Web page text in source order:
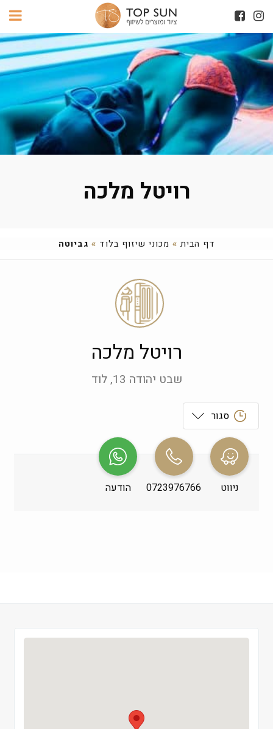
רויטל מלכה
דף הבית » מכוני שיזוף בלוד » גביוטה
רויטל מלכה
שבט יהודה 13, לוד
סגור
ראשון
שני
09:00-19:00
שלישי
ניווט 0723976766 הודעה